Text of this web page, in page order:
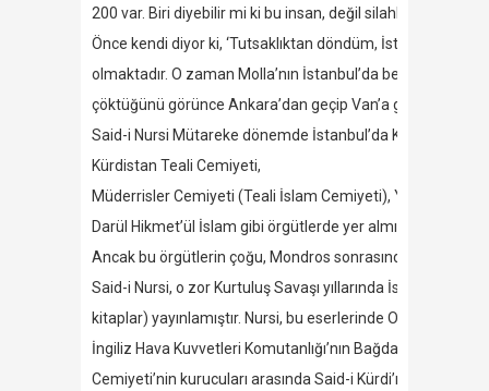
200 var. Biri diyebilir mi ki bu insan, değil silahla fikir yoluyla
Önce kendi diyor ki, ‘Tutsaklıktan döndüm, İstanbul’da üç
olmaktadır. O zaman Molla’nın İstanbul’da beklemesinin
çöktüğünü görünce Ankara’dan geçip Van’a
Said-i Nursi Mütareke dönemde İstanbul’da Kuva-i Milliye
Kürdistan Teali Cemiyeti,
Müderrisler Cemiyeti (Teali İslam Cemiyeti), Yeşilay
Darül Hikmet’ül İslam gibi örgütlerde yer almıştır.
Ancak bu örgütlerin çoğu, Mondros sonrasında,
Said-i Nursi, o zor Kurtuluş Savaşı yıllarında
kitaplar) yayınlamıştır. Nursi, bu eserlerinde Osmanlı’nın
İngiliz Hava Kuvvetleri Komutanlığı’nın Bağdat’tan
Cemiyeti’nin kurucuları arasında Said-i Kürdi’nin de adı